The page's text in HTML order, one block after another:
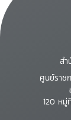
สำ
ศูนย์ราช
120 ห